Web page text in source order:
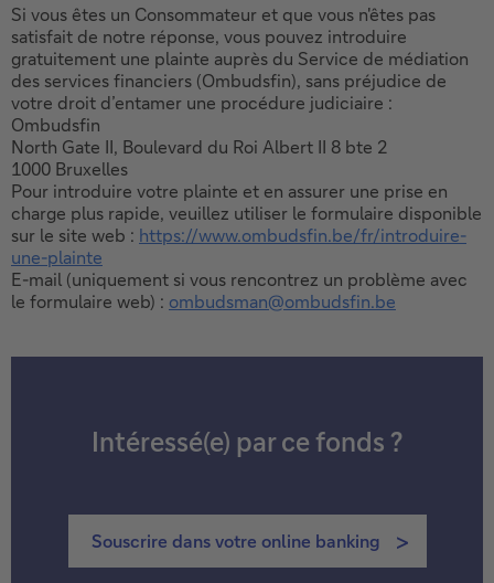
Si vous êtes un Consommateur et que vous n'êtes pas
satisfait de notre réponse, vous pouvez introduire
gratuitement une plainte auprès du Service de médiation
des services financiers (Ombudsfin), sans préjudice de
votre droit d’entamer une procédure judiciaire :
Ombudsfin
North Gate II, Boulevard du Roi Albert II 8 bte 2
1000 Bruxelles
Pour introduire votre plainte et en assurer une prise en
charge plus rapide, veuillez utiliser le formulaire disponible
sur le site web : https://www.ombudsfin.be/fr/introduire-
une-plainte
E-mail (uniquement si vous rencontrez un problème avec
le formulaire web) : ombudsman@ombudsfin.be
Intéressé(e) par ce fonds ?
Souscrire dans votre online banking